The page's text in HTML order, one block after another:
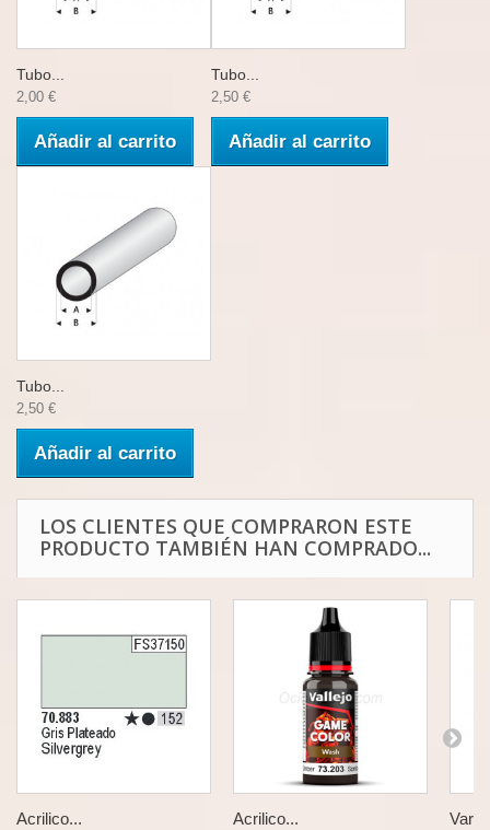
Tubo...
2,00 €
Añadir al carrito
Tubo...
2,50 €
Añadir al carrito
Tubo...
2,50 €
Añadir al carrito
LOS CLIENTES QUE COMPRARON ESTE
PRODUCTO TAMBIÉN HAN COMPRADO...
Acrilico... Acrilico...